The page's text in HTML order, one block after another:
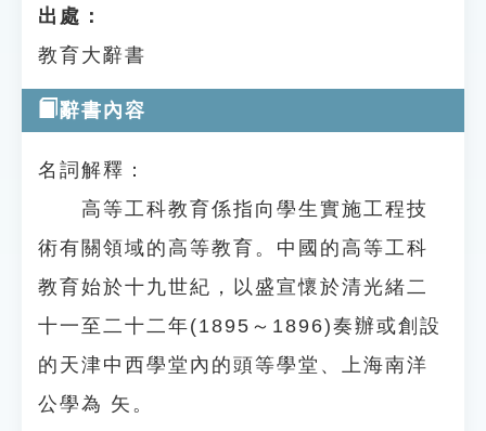
出處：
教育大辭書
辭書內容
名詞解釋：
高等工科教育係指向學生實施工程技
術有關領域的高等教育。中國的高等工科
教育始於十九世紀，以盛宣懷於清光緒二
十一至二十二年(1895～1896)奏辦或創設
的天津中西學堂內的頭等學堂、上海南洋
公學為 矢。